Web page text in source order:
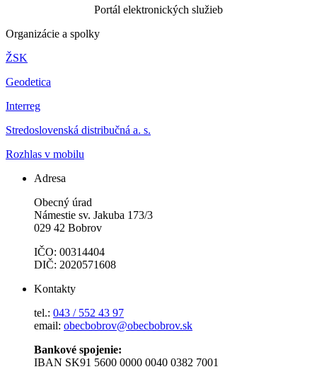
Portál elektronických služieb
Organizácie a spolky
ŽSK
Geodetica
Interreg
Stredoslovenská distribučná a. s.
Rozhlas v mobilu
Adresa
Obecný úrad
Námestie sv. Jakuba 173/3
029 42 Bobrov
IČO: 00314404
DIČ: 2020571608
Kontakty
tel.: 043 / 552 43 97
email: obecbobrov@obecbobrov.sk
Bankové spojenie:
IBAN SK91 5600 0000 0040 0382 7001